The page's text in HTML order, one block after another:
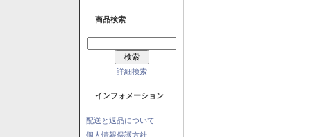
商品検索
詳細検索
インフォメーション
配送と返品について
個人情報保護方針